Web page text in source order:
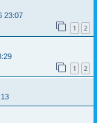
23:07
1 2
1 2